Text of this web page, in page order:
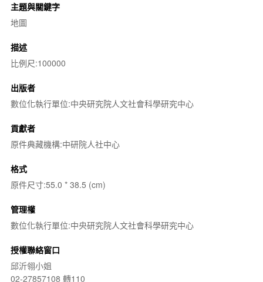
主題與關鍵字
地圖
描述
比例尺:100000
出版者
數位化執行單位:中央研究院人文社會科學研究中心
貢獻者
原件典藏機構:中研院人社中心
格式
原件尺寸:55.0 * 38.5 (cm)
管理權
數位化執行單位:中央研究院人文社會科學研究中心
授權聯絡窗口
邱沂翎小姐
02-27857108 轉110